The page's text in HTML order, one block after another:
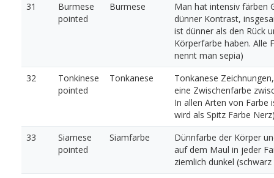
31
Burmese
pointed
Burmese
Man hat intensiv färben
dünner Kontrast,
ist dünner als den Rück
Körperfarbe haben. Alle
nennt man sepia)
32
Tonkinese
pointed
Tonkanese
Tonkanese
eine Zwischenfarbe
In allen Arten von Farbe
wird als Spitz Farbe
33
Siamese
pointed
Siamfarbe
Dünnfarbe der Körper
auf dem Maul in jeder
ziemlich dunkel